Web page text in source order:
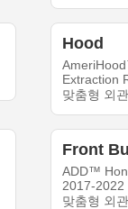
Hood
Extraction
맞춤형 외
Front
ADD™
2017-
맞춤형 외